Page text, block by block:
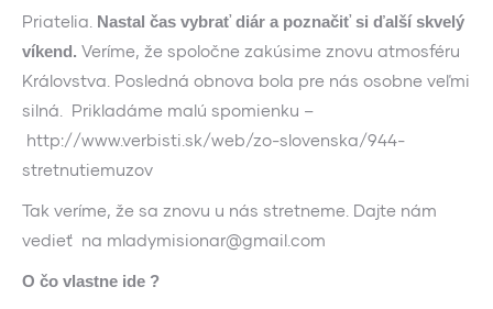
Priatelia. Nastal čas vybrať diár a poznačiť si ďalší skvelý
víkend. Veríme, že spoločne zakúsime znovu atmosféru
Královstva. Posledná obnova bola pre nás osobne veľmi
silná. Prikladáme malú spomienku –
http://www.verbisti.sk/web/zo-slovenska/944-
stretnutiemuzov
Tak veríme, že sa znovu u nás stretneme. Dajte nám
vedieť na mladymisionar@gmail.com
O čo vlastne ide ?